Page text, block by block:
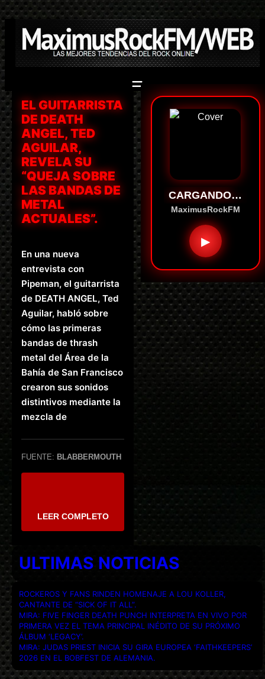
Saltar
al
contenido
EL GUITARRISTA
DE DEATH
ANGEL, TED
AGUILAR,
REVELA SU
“QUEJA SOBRE
LAS BANDAS DE
METAL
ACTUALES”.
En una nueva
entrevista con
Pipeman, el guitarrista
de DEATH ANGEL, Ted
Aguilar, habló sobre
cómo las primeras
bandas de thrash
metal del Área de la
Bahía de San Francisco
crearon sus sonidos
distintivos mediante la
mezcla de
FUENTE: BLABBERMOUTH
LEER COMPLETO
CARGANDO…
MaximusRockFM
▶
ULTIMAS NOTICIAS
ROCKEROS Y FANS RINDEN HOMENAJE A LOU KOLLER,
CANTANTE DE “SICK OF IT ALL”.
MIRA: FIVE FINGER DEATH PUNCH INTERPRETA EN VIVO POR
PRIMERA VEZ EL TEMA PRINCIPAL INÉDITO DE SU PRÓXIMO
ÁLBUM ‘LEGACY’.
MIRA: JUDAS PRIEST INICIA SU GIRA EUROPEA ‘FAITHKEEPERS’
2026 EN EL BOBFEST DE ALEMANIA.